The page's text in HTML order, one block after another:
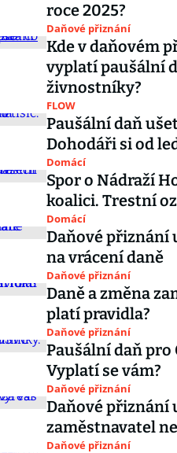
roce 2025?
Daňové přiznání
Kde v daňovém
vyplatí paušální
živnostníky?
FLOW
Paušální daň
Dohodáři si od
Domácí
Spor o Nádraží
koalici. Trestní
Domácí
Daňové přiznání
na vrácení daně
Daňové přiznání
Daně a změna
platí pravidla?
Daňové přiznání
Paušální daň pro
Vyplatí se vám?
Daňové přiznání
Daňové přiznání
zaměstnavatel
Daňové přiznání